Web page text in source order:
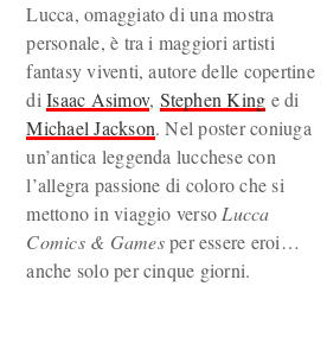
Lucca, omaggiato di una mostra
personale, è tra i maggiori artisti
fantasy viventi, autore delle copertine
diIsaac Asimov, Stephen King e di
Michael Jackson. Nel poster coniuga
un’antica leggenda lucchese con
l’allegra passione di coloro che si
mettono in viaggio verso Lucca
Comics & Gamesper essere eroi…
anche solo per cinque giorni.